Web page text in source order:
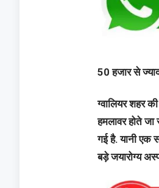
50 हजार से
ग्वालियर शहर
हमलावर होते
गई है. यानी एक
बड़े जयारोग्य